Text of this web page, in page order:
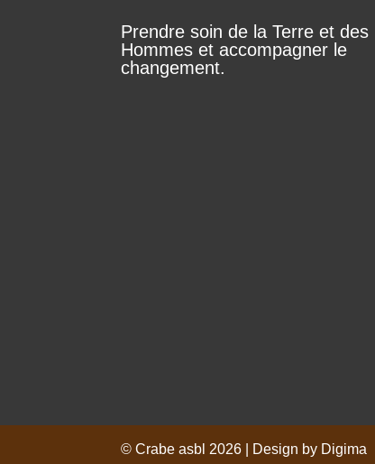
Prendre soin de la Terre et des
Hommes et accompagner le
changement.
© Crabe asbl 2026 | Design by Digima